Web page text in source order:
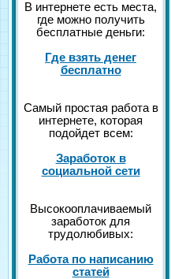
В интернете есть места,
где можно получить
бесплатные деньги:
Где взять денег
бесплатно
Самый простая работа в
интернете, которая
подойдет всем:
Заработок в
социальной сети
Высокооплачиваемый
заработок для
трудолюбивых:
Работа по написанию
статей